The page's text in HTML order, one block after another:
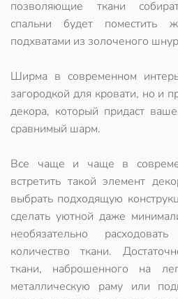
позволяющие ткани
спальни будет поместить
подхватами из золоченого
Ширма в современном
загородкой для кровати, но и
декора, который придаст
сравнимый шарм.
Все чаще и чаще в
встретить такой элемент
выбрать подходящую
сделать уютной даже
необязательно
количество ткани.
ткани, наброшенного на
металлическую раму или